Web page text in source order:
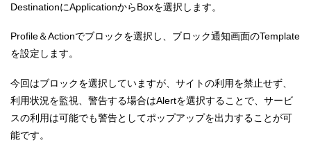
DestinationにApplicationからBoxを選択します。
Profile＆Actionでブロックを選択し、ブロック通知画面のTemplate
を設定します。
今回はブロックを選択していますが、サイトの利用を禁止せず、
利用状況を監視、警告する場合はAlertを選択することで、サービ
スの利用は可能でも警告としてポップアップを出力することが可
能です。